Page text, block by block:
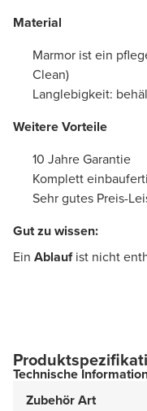
Material
Marmor ist ein
Clean)
Langlebigkeit:
Weitere Vorteile
10 Jahre Garantie
Komplett
Sehr gutes Preis-
Gut zu wissen:
Ein Ablaufist nicht
Technische
Zubehör Art